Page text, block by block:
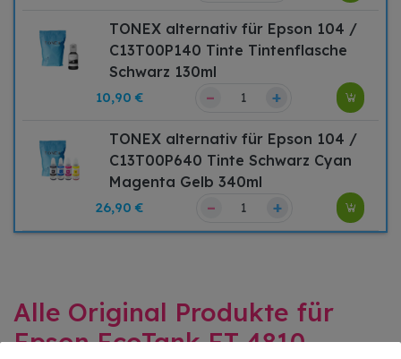
TONEX alternativ für Epson 104 /
C13T00P140 Tinte Tintenflasche
Schwarz 130ml
10,90 € – +
TONEX alternativ für Epson 104 /
C13T00P640 Tinte Schwarz Cyan
Magenta Gelb 340ml
26,90 € – +
Alle Original Produkte für
Epson EcoTank ET-4810